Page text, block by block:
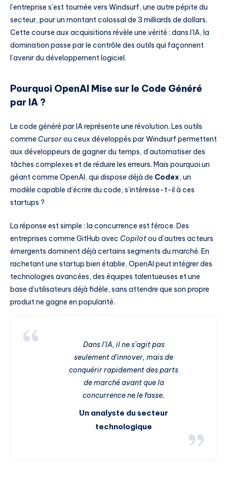
l’entreprise s’est tournée vers Windsurf, une autre pépite du
secteur, pour un montant colossal de 3 milliards de dollars.
Cette course aux acquisitions révèle une vérité : dans l’IA, la
domination passe par le contrôle des outils qui façonnent
l’avenir du développement logiciel.
Pourquoi OpenAI Mise sur le Code Généré
par IA ?
Le code généré par IA représente une révolution. Les outils
comme Cursorou ceux développés par Windsurf permettent
aux développeurs de gagner du temps, d’automatiser des
tâches complexes et de réduire les erreurs. Mais pourquoi un
géant comme OpenAI, qui dispose déjà de Codex, un
modèle capable d’écrire du code, s’intéresse-t-il à ces
startups ?
La réponse est simple : la concurrence est féroce. Des
entreprises comme GitHub avec Copilotou d’autres acteurs
émergents dominent déjà certains segments du marché. En
rachetant une startup bien établie, OpenAI peut intégrer des
technologies avancées, des équipes talentueuses et une
base d’utilisateurs déjà fidèle, sans attendre que son propre
produit ne gagne en popularité.
Dans l’IA, il ne s’agit pas
seulement d’innover, mais de
conquérir rapidement des parts
de marché avant que la
concurrence ne le fasse.
Un analyste du secteur
technologique